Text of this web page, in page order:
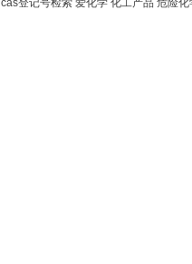
cas登记号检索 爱化学 化工产品 危险化